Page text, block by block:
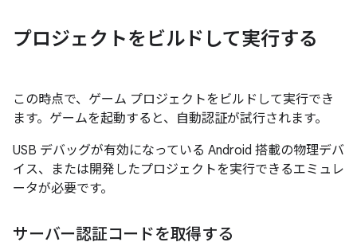
プロジェクトをビルドして実行する
この時点で、ゲーム プロジェクトをビルドして実行でき
ます。ゲームを起動すると、自動認証が試行されます。
USB デバッグが有効になっている Android 搭載の物理デバ
イス、または開発したプロジェクトを実行できるエミュレ
ータが必要です。
サーバー認証コードを取得する